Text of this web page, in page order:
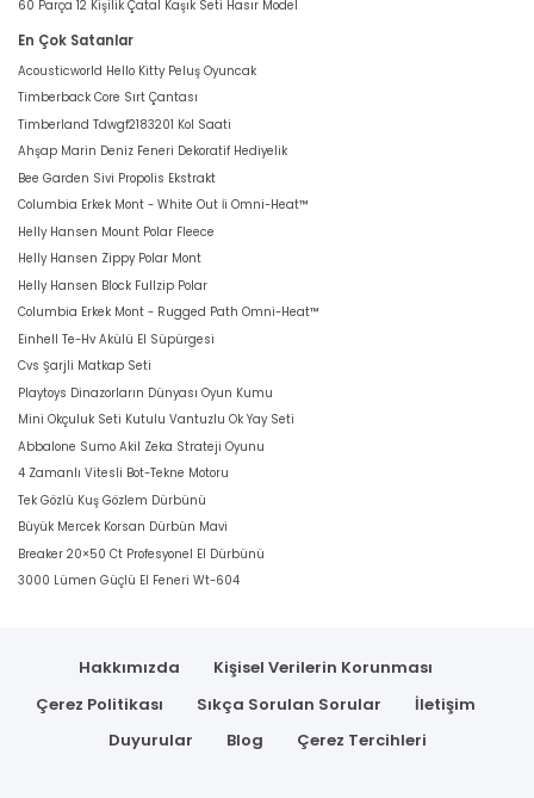
60 Parça 12 Kişilik Çatal Kaşık Seti Hasır Model
En Çok Satanlar
Acousticworld Hello Kitty Peluş Oyuncak
Timberback Core Sırt Çantası
Timberland Tdwgf2183201 Kol Saati
Ahşap Marin Deniz Feneri Dekoratif Hediyelik
Bee Garden Sivi Propolis Ekstrakt
Columbia Erkek Mont - White Out İi Omni-Heat™
Helly Hansen Mount Polar Fleece
Helly Hansen Zippy Polar Mont
Helly Hansen Block Fullzip Polar
Columbia Erkek Mont - Rugged Path Omni-Heat™
Einhell Te-Hv Akülü El Süpürgesi
Cvs Şarjli Matkap Seti
Playtoys Dinazorların Dünyası Oyun Kumu
Mini Okçuluk Seti Kutulu Vantuzlu Ok Yay Seti
Abbalone Sumo Akil Zeka Strateji Oyunu
4 Zamanlı Vitesli Bot-Tekne Motoru
Tek Gözlü Kuş Gözlem Dürbünü
Büyük Mercek Korsan Dürbün Mavi
Breaker 20×50 Ct Profesyonel El Dürbünü
3000 Lümen Güçlü El Feneri Wt-604
Hakkımızda
Kişisel Verilerin Korunması
Çerez Politikası
Sıkça Sorulan Sorular
İletişim
Duyurular
Blog Çerez Tercihleri